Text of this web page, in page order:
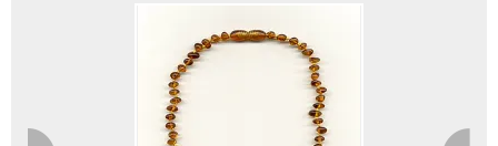
Jetzt bestellen